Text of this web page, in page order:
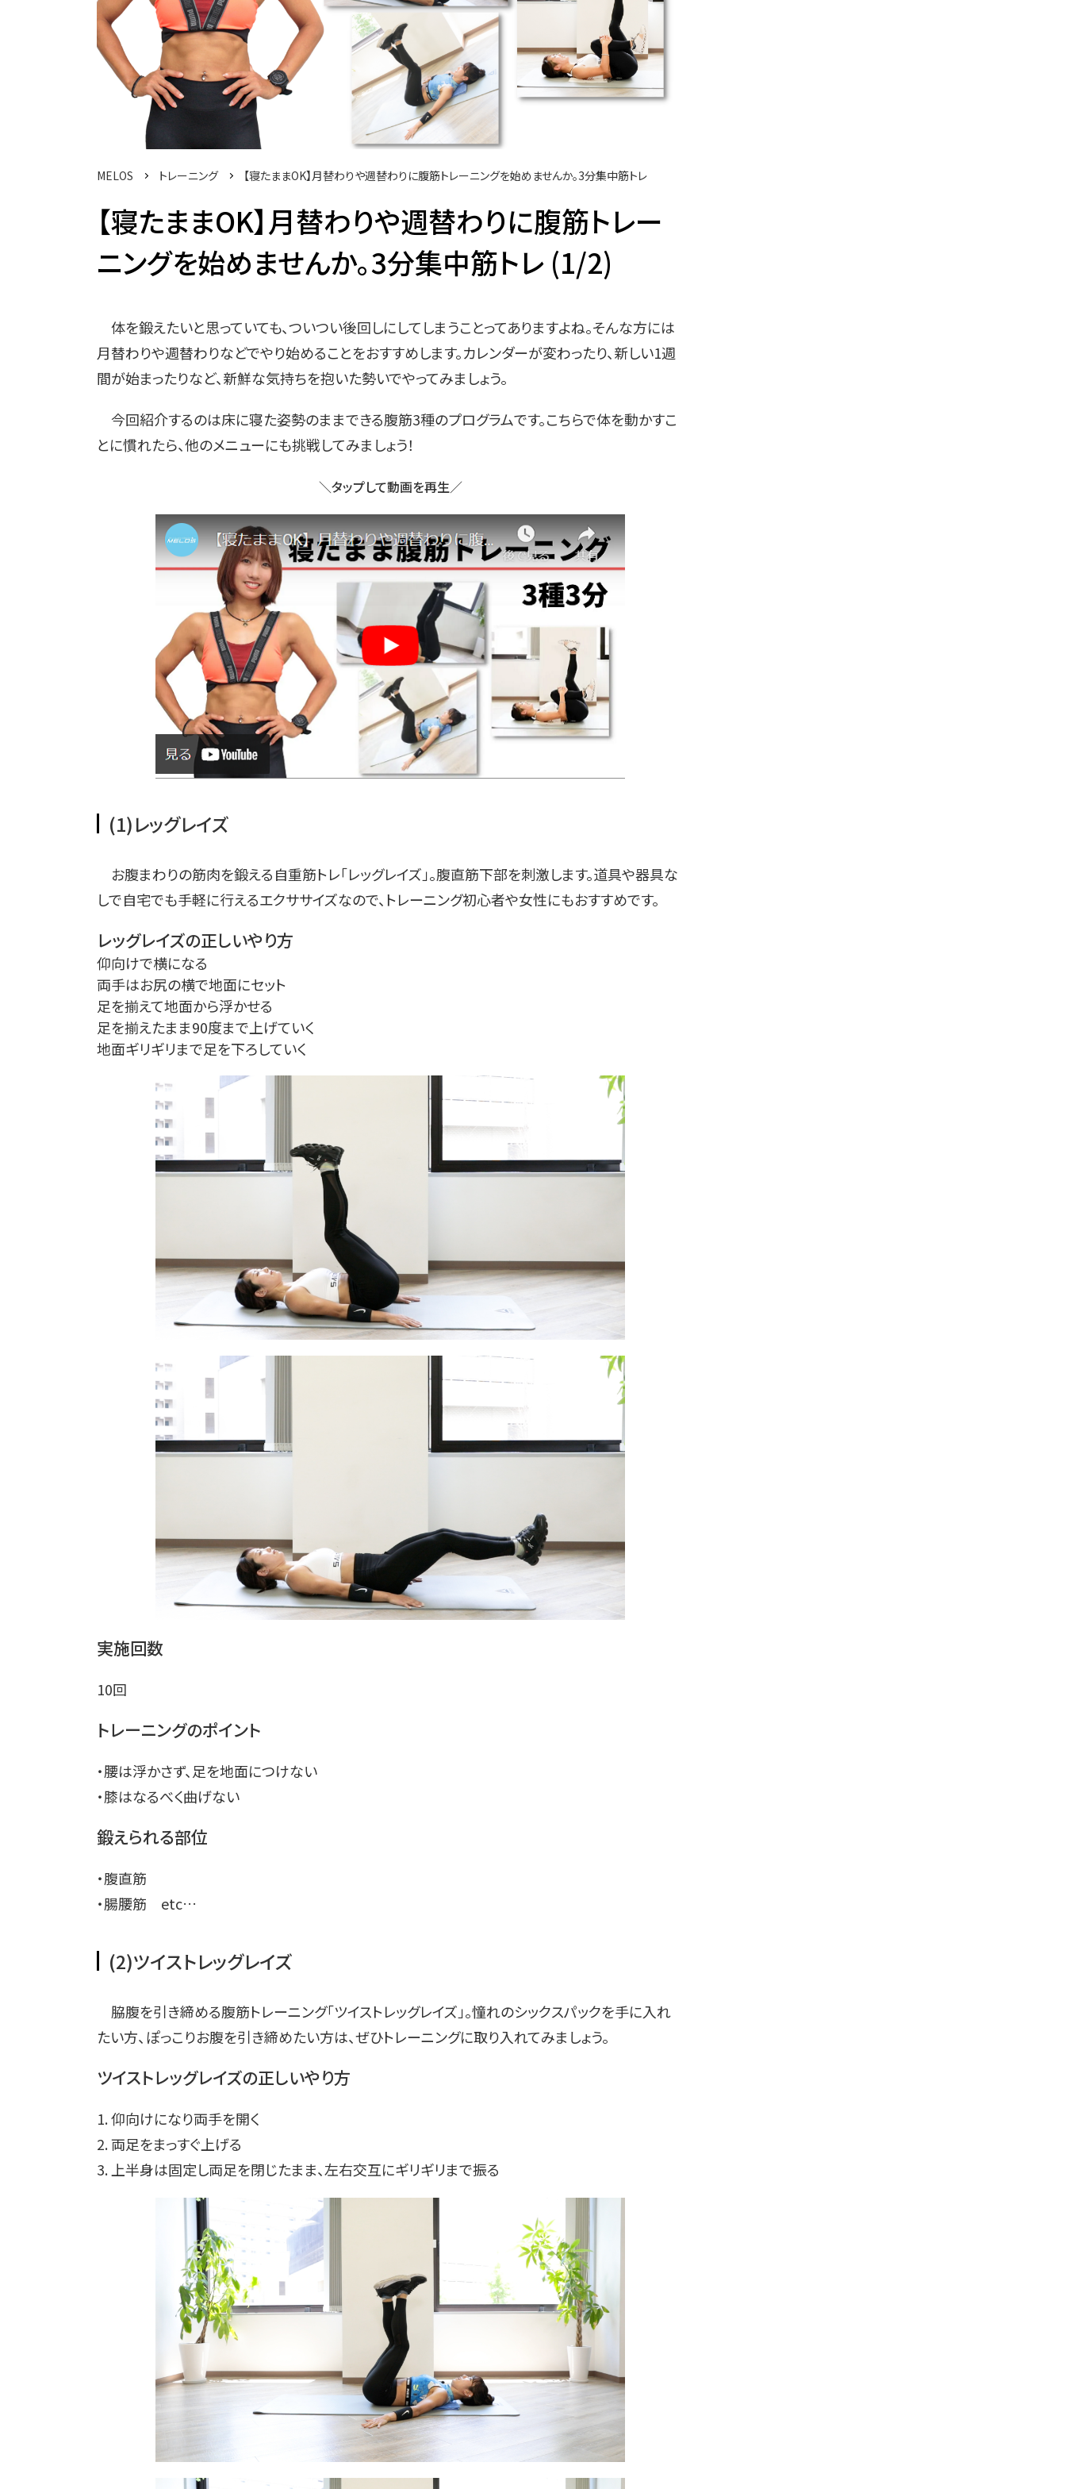
MELOS トレーニング 【寝たままOK】月替わりや週替わりに腹筋トレーニングを始めませんか。3分集中筋トレ
【寝たままOK】月替わりや週替わりに腹筋トレー
ニングを始めませんか。3分集中筋トレ (1/2)
体を鍛えたいと思っていても、ついつい後回しにしてしまうことってありますよね。そんな方には
月替わりや週替わりなどでやり始めることをおすすめします。カレンダーが変わったり、新しい1週
間が始まったりなど、新鮮な気持ちを抱いた勢いでやってみましょう。
今回紹介するのは床に寝た姿勢のままできる腹筋3種のプログラムです。こちらで体を動かすこ
とに慣れたら、他のメニューにも挑戦してみましょう！
＼タップして動画を再生／
(1)レッグレイズ
お腹まわりの筋肉を鍛える自重筋トレ「レッグレイズ」。腹直筋下部を刺激します。道具や器具な
しで自宅でも手軽に行えるエクササイズなので、トレーニング初心者や女性にもおすすめです。
レッグレイズの正しいやり方
仰向けで横になる
両手はお尻の横で地面にセット
足を揃えて地面から浮かせる
足を揃えたまま90度まで上げていく
地面ギリギリまで足を下ろしていく
実施回数
10回
トレーニングのポイント
・腰は浮かさず、足を地面につけない
・膝はなるべく曲げない
鍛えられる部位
・腹直筋
・腸腰筋 etc…
(2)ツイストレッグレイズ
脇腹を引き締める腹筋トレーニング「ツイストレッグレイズ」。憧れのシックスパックを手に入れ
たい方、ぽっこりお腹を引き締めたい方は、ぜひトレーニングに取り入れてみましょう。
ツイストレッグレイズの正しいやり方
1. 仰向けになり両手を開く
2. 両足をまっすぐ上げる
3. 上半身は固定し両足を閉じたまま、左右交互にギリギリまで振る